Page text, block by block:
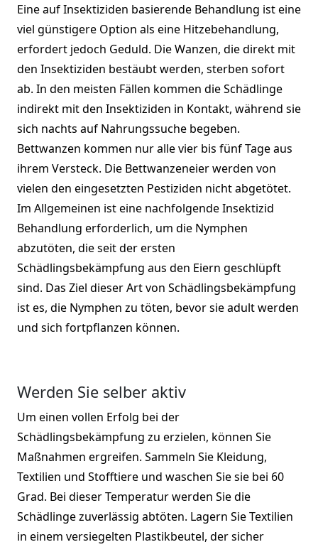
Eine auf Insektiziden basierende Behandlung ist eine
viel günstigere Option als eine Hitzebehandlung,
erfordert jedoch Geduld. Die Wanzen, die direkt mit
den Insektiziden bestäubt werden, sterben sofort
ab. In den meisten Fällen kommen die Schädlinge
indirekt mit den Insektiziden in Kontakt, während sie
sich nachts auf Nahrungssuche begeben.
Bettwanzen kommen nur alle vier bis fünf Tage aus
ihrem Versteck. Die Bettwanzeneier werden von
vielen den eingesetzten Pestiziden nicht abgetötet.
Im Allgemeinen ist eine nachfolgende Insektizid
Behandlung erforderlich, um die Nymphen
abzutöten, die seit der ersten
Schädlingsbekämpfung aus den Eiern geschlüpft
sind. Das Ziel dieser Art von Schädlingsbekämpfung
ist es, die Nymphen zu töten, bevor sie adult werden
und sich fortpflanzen können.
Werden Sie selber aktiv
Um einen vollen Erfolg bei der
Schädlingsbekämpfung zu erzielen, können Sie
Maßnahmen ergreifen. Sammeln Sie Kleidung,
Textilien und Stofftiere und waschen Sie sie bei 60
Grad. Bei dieser Temperatur werden Sie die
Schädlinge zuverlässig abtöten. Lagern Sie Textilien
in einem versiegelten Plastikbeutel, der sicher